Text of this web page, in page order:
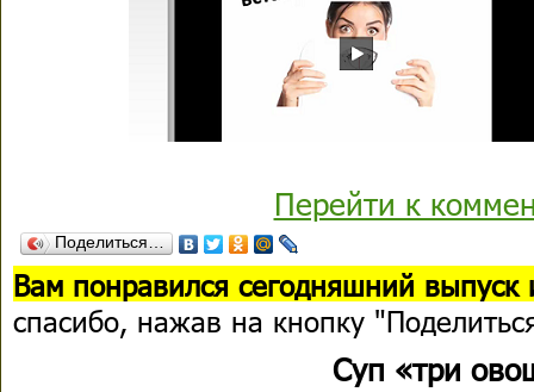
Перейти к
Поделиться…
Вам понравился сегодняшний выпуск
спасибо, нажав на кнопку
Суп «три